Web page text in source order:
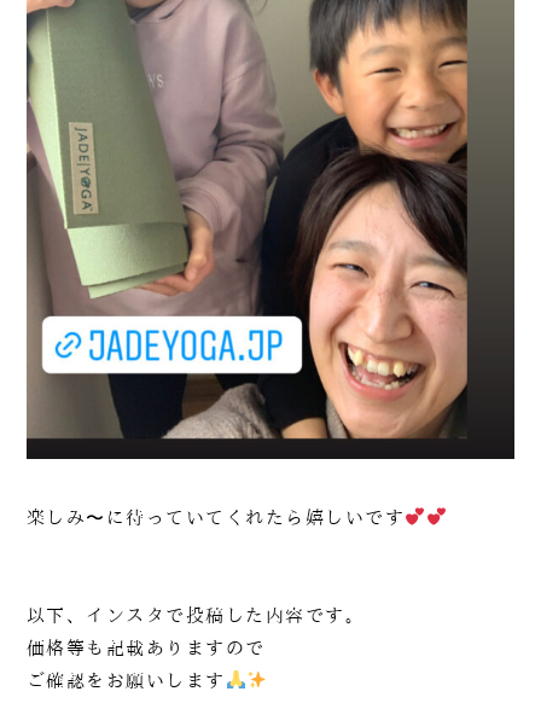
楽しみ〜に待っていてくれたら嬉しいです
以下、インスタで投稿した内容です。
価格等も記載ありますので
ご確認をお願いします